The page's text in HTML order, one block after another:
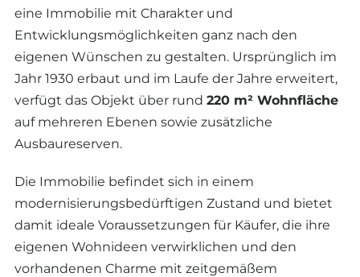
eine Immobilie mit Charakter und
Entwicklungsmöglichkeiten ganz nach den
eigenen Wünschen zu gestalten. Ursprünglich im
Jahr 1930 erbaut und im Laufe der Jahre erweitert,
verfügt das Objekt über rund 220 m² Wohnfläche
auf mehreren Ebenen sowie zusätzliche
Ausbaureserven.
Die Immobilie befindet sich in einem
modernisierungsbedürftigen Zustand und bietet
damit ideale Voraussetzungen für Käufer, die ihre
eigenen Wohnideen verwirklichen und den
vorhandenen Charme mit zeitgemäßem